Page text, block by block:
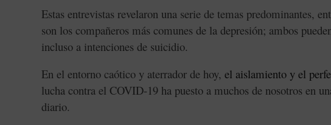
Estas entrevistas revelaron una serie de temas predominantes,
son los compañeros más comunes de la depresión; ambos
incluso a intenciones de suicidio.
En el entorno caótico y aterrador de hoy,el aislamiento y el
lucha contra el COVID-19 ha puesto a muchos de nosotros en
diario.